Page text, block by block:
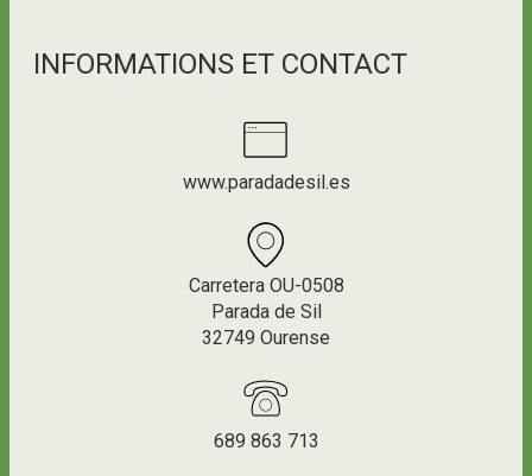
INFORMATIONS ET CONTACT
www.paradadesil.es
Carretera OU-0508
Parada de Sil
32749 Ourense
689 863 713